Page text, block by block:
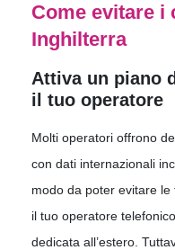
Come evitare i
Inghilterra
Attiva un piano
il tuo operatore
Molti operatori offrono
con dati internazionali
modo da poter evitare
il tuo operatore
dedicata all’estero.